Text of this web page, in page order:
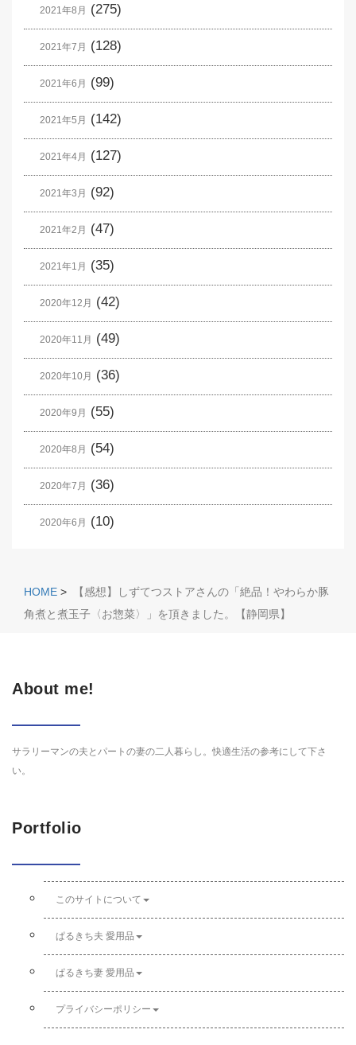
2021年8月 (275)
2021年7月 (128)
2021年6月 (99)
2021年5月 (142)
2021年4月 (127)
2021年3月 (92)
2021年2月 (47)
2021年1月 (35)
2020年12月 (42)
2020年11月 (49)
2020年10月 (36)
2020年9月 (55)
2020年8月 (54)
2020年7月 (36)
2020年6月 (10)
HOME >
【感想】しずてつストアさんの「絶品！やわらか豚
角煮と煮玉子〈お惣菜〉」を頂きました。【静岡県】
About me!
サラリーマンの夫とパートの妻の二人暮らし。快適生活の参考にして下さ
い。
Portfolio
このサイトについて
ぱるきち夫 愛用品
ぱるきち妻 愛用品
プライバシーポリシー